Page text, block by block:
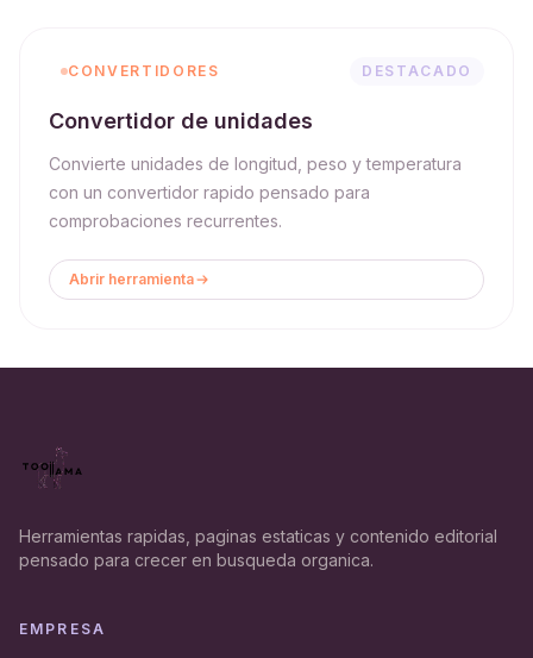
CONVERTIDORES DESTACADO
Convertidor de unidades
Convierte unidades de longitud, peso y temperatura
con un convertidor rapido pensado para
comprobaciones recurrentes.
Abrir herramienta
Herramientas rapidas, paginas estaticas y contenido editorial
pensado para crecer en busqueda organica.
EMPRESA